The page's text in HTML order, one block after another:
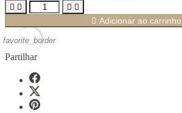
   
 Adicionar ao carrinho
favorite_border
Partilhar